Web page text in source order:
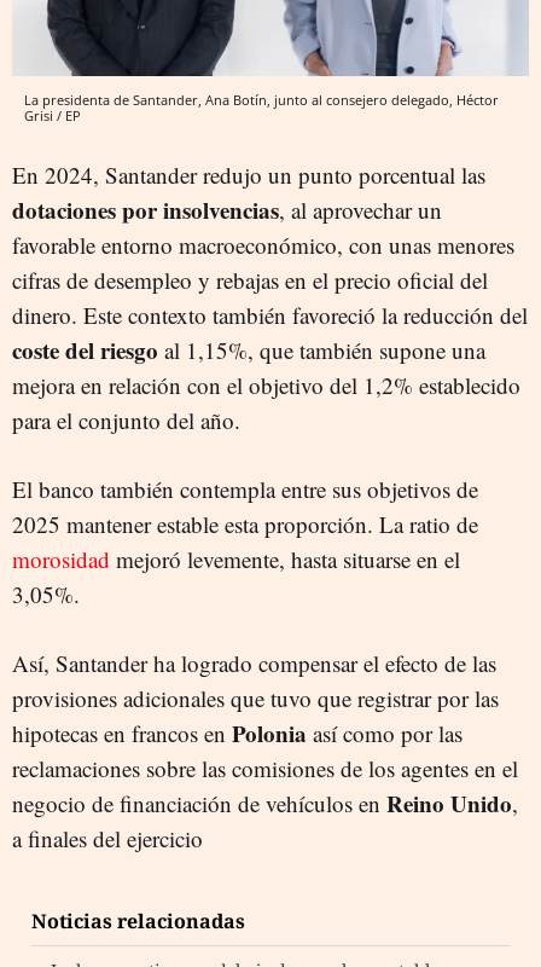
La presidenta de Santander, Ana Botín, junto al consejero delegado, Héctor
Grisi / EP
En 2024, Santander redujo un punto porcentual las
dotaciones por insolvencias, al aprovechar un
favorable entorno macroeconómico, con unas menores
cifras de desempleo y rebajas en el precio oficial del
dinero. Este contexto también favoreció la reducción del
coste del riesgo al 1,15%, que también supone una
mejora en relación con el objetivo del 1,2% establecido
para el conjunto del año.
El banco también contempla entre sus objetivos de
2025 mantener estable esta proporción. La ratio de
morosidad mejoró levemente, hasta situarse en el
3,05%.
Así, Santander ha logrado compensar el efecto de las
provisiones adicionales que tuvo que registrar por las
hipotecas en francos en Polonia así como por las
reclamaciones sobre las comisiones de los agentes en el
negocio de financiación de vehículos en Reino Unido,
a finales del ejercicio
Noticias relacionadas